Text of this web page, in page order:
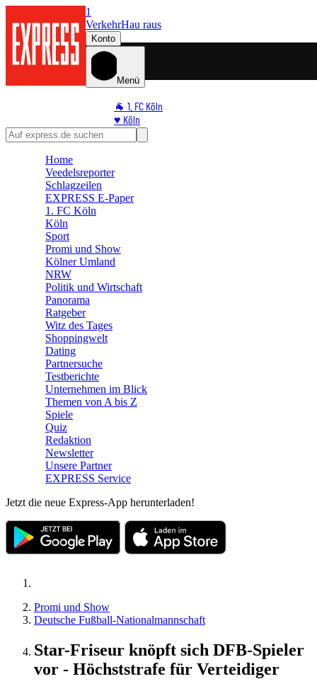
1
VerkehrHau raus
Konto
Menü
🐐 1. FC Köln
♥️ Köln
⭐ Promi
🛒 Shoppingwelt
Home
Veedelsreporter
Schlagzeilen
EXPRESS E-Paper
1. FC Köln
Köln
Sport
Promi und Show
Kölner Umland
NRW
Politik und Wirtschaft
Panorama
Ratgeber
Witz des Tages
Shoppingwelt
Dating
Partnersuche
Testberichte
Unternehmen im Blick
Themen von A bis Z
Spiele
Quiz
Redaktion
Newsletter
Unsere Partner
EXPRESS Service
Jetzt die neue Express-App herunterladen!
Promi und Show
Deutsche Fußball-Nationalmannschaft
Star-Friseur knöpft sich DFB-Spieler
vor - Höchststrafe für Verteidiger